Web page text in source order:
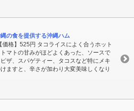
の食を提供する沖縄ハム
価格】525円 タコライスによく合うホット
マトの甘みがほどよくあった、ソースで
ザ、スパゲティー、タコスなど特にメキ
ますと、辛さが加わり大変美味しくなり